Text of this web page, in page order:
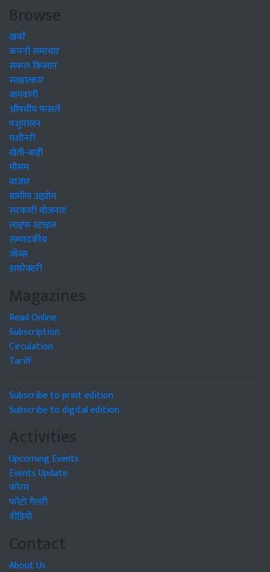
Browse
खबरें
कंपनी समाचार
सफल किसान
साक्षात्कार
बागवानी
औषधीय फसलें
पशुपालन
मशीनरी
खेती-बाड़ी
मौसम
बाजार
ग्रामीण उद्द्योग
सरकारी योजनाएं
लाइफ स्टाइल
सम्पादकीय
जॉब्स
डायरेक्टरी
Magazines
Read Online
Subscription
Circulation
Tariff
Subscribe to print edition
Subscribe to digital edition
Activities
Upcoming Events
Events Update
फोरम
फोटो गैलरी
वीडियो
Contact
About Us